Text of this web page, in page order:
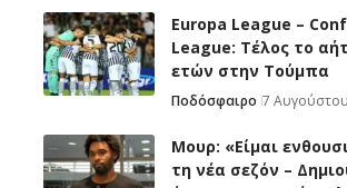
Europa League –
League: Τέλος το
ετών στην Τούμπα
Ποδόσφαιρο 7
Μουρ: «Είμαι
τη νέα σεζόν –